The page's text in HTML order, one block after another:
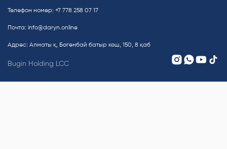
Телефон номер: +7 778 258 07 17
Почта: info@daryn.online
Адрес: Алматы қ, Бөгенбай батыр көш, 150, 8 қаб
Bugin Holding LCC